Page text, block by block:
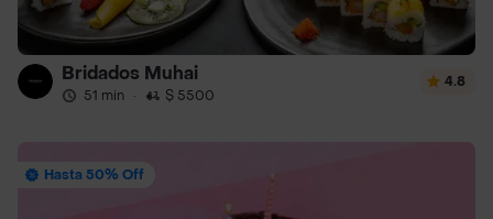
Bridados Muhai
51 min · $ 5500
4.8
Hasta 50% Off